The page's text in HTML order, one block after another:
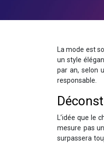
La mode est
un style
par an, selon
responsable.
L’idée que le
mesure pas
surpassera